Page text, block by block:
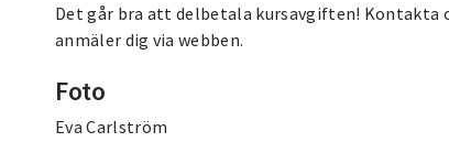
Det går bra att delbetala kursavgiften! Kontakta
anmäler dig via webben.
Foto
Eva Carlström